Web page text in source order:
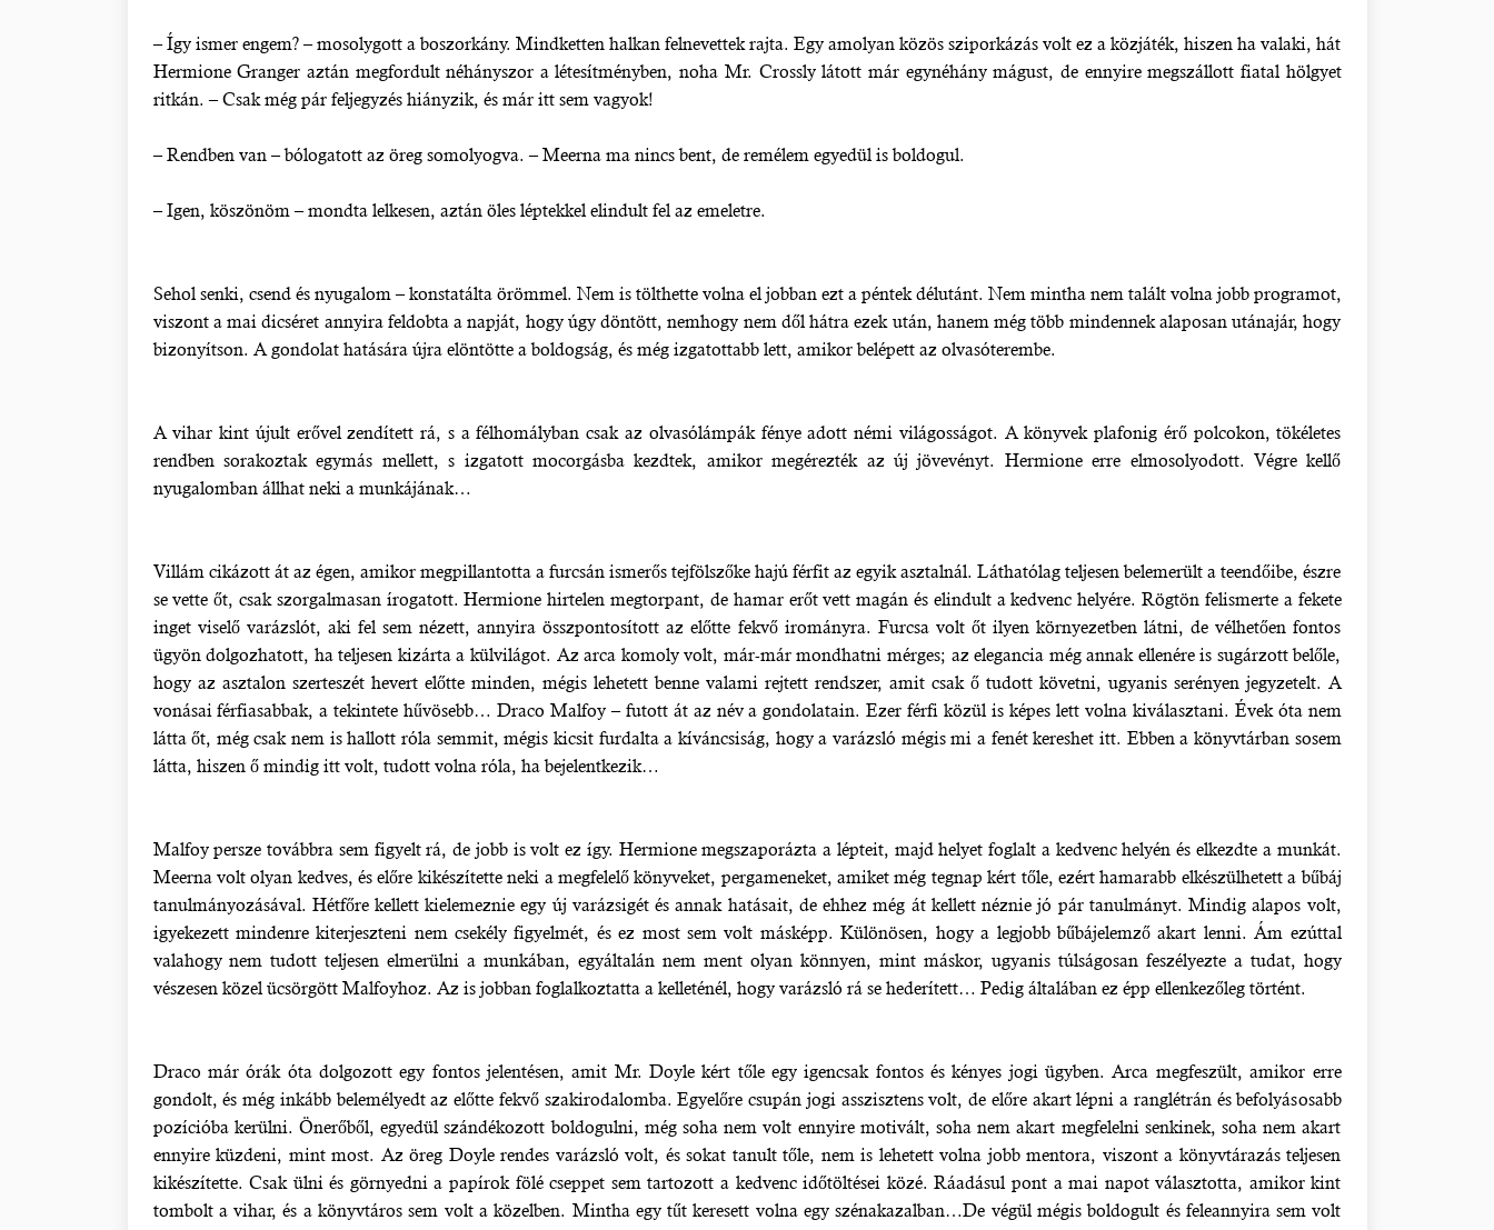
– Így ismer engem? – mosolygott a boszorkány. Mindketten halkan felnevettek rajta. Egy amolyan közös sziporkázás volt ez a közjáték, hiszen ha valaki, hát
Hermione Granger aztán megfordult néhányszor a létesítményben, noha Mr. Crossly látott már egynéhány mágust, de ennyire megszállott fiatal hölgyet
ritkán. – Csak még pár feljegyzés hiányzik, és már itt sem vagyok!
– Rendben van – bólogatott az öreg somolyogva. – Meerna ma nincs bent, de remélem egyedül is boldogul.
– Igen, köszönöm – mondta lelkesen, aztán öles léptekkel elindult fel az emeletre.
Sehol senki, csend és nyugalom – konstatálta örömmel. Nem is tölthette volna el jobban ezt a péntek délutánt. Nem mintha nem talált volna jobb programot,
viszont a mai dicséret annyira feldobta a napját, hogy úgy döntött, nemhogy nem dől hátra ezek után, hanem még több mindennek alaposan utánajár, hogy
bizonyítson. A gondolat hatására újra elöntötte a boldogság, és még izgatottabb lett, amikor belépett az olvasóterembe.
A vihar kint újult erővel zendített rá, s a félhomályban csak az olvasólámpák fénye adott némi világosságot. A könyvek plafonig érő polcokon, tökéletes
rendben sorakoztak egymás mellett, s izgatott mocorgásba kezdtek, amikor megérezték az új jövevényt. Hermione erre elmosolyodott. Végre kellő
nyugalomban állhat neki a munkájának…
Villám cikázott át az égen, amikor megpillantotta a furcsán ismerős tejfölszőke hajú férfit az egyik asztalnál. Láthatólag teljesen belemerült a teendőibe, észre
se vette őt, csak szorgalmasan írogatott. Hermione hirtelen megtorpant, de hamar erőt vett magán és elindult a kedvenc helyére. Rögtön felismerte a fekete
inget viselő varázslót, aki fel sem nézett, annyira összpontosított az előtte fekvő irományra. Furcsa volt őt ilyen környezetben látni, de vélhetően fontos
ügyön dolgozhatott, ha teljesen kizárta a külvilágot. Az arca komoly volt, már-már mondhatni mérges; az elegancia még annak ellenére is sugárzott belőle,
hogy az asztalon szerteszét hevert előtte minden, mégis lehetett benne valami rejtett rendszer, amit csak ő tudott követni, ugyanis serényen jegyzetelt. A
vonásai férfiasabbak, a tekintete hűvösebb… Draco Malfoy – futott át az név a gondolatain. Ezer férfi közül is képes lett volna kiválasztani. Évek óta nem
látta őt, még csak nem is hallott róla semmit, mégis kicsit furdalta a kíváncsiság, hogy a varázsló mégis mi a fenét kereshet itt. Ebben a könyvtárban sosem
látta, hiszen ő mindig itt volt, tudott volna róla, ha bejelentkezik…
Malfoy persze továbbra sem figyelt rá, de jobb is volt ez így. Hermione megszaporázta a lépteit, majd helyet foglalt a kedvenc helyén és elkezdte a munkát.
Meerna volt olyan kedves, és előre kikészítette neki a megfelelő könyveket, pergameneket, amiket még tegnap kért tőle, ezért hamarabb elkészülhetett a bűbáj
tanulmányozásával. Hétfőre kellett kielemeznie egy új varázsigét és annak hatásait, de ehhez még át kellett néznie jó pár tanulmányt. Mindig alapos volt,
igyekezett mindenre kiterjeszteni nem csekély figyelmét, és ez most sem volt másképp. Különösen, hogy a legjobb bűbájelemző akart lenni. Ám ezúttal
valahogy nem tudott teljesen elmerülni a munkában, egyáltalán nem ment olyan könnyen, mint máskor, ugyanis túlságosan feszélyezte a tudat, hogy
vészesen közel ücsörgött Malfoyhoz. Az is jobban foglalkoztatta a kelleténél, hogy varázsló rá se hederített… Pedig általában ez épp ellenkezőleg történt.
Draco már órák óta dolgozott egy fontos jelentésen, amit Mr. Doyle kért tőle egy igencsak fontos és kényes jogi ügyben. Arca megfeszült, amikor erre
gondolt, és még inkább belemélyedt az előtte fekvő szakirodalomba. Egyelőre csupán jogi asszisztens volt, de előre akart lépni a ranglétrán és befolyásosabb
pozícióba kerülni. Önerőből, egyedül szándékozott boldogulni, még soha nem volt ennyire motivált, soha nem akart megfelelni senkinek, soha nem akart
ennyire küzdeni, mint most. Az öreg Doyle rendes varázsló volt, és sokat tanult tőle, nem is lehetett volna jobb mentora, viszont a könyvtárazás teljesen
kikészítette. Csak ülni és görnyedni a papírok fölé cseppet sem tartozott a kedvenc időtöltései közé. Ráadásul pont a mai napot választotta, amikor kint
tombolt a vihar, és a könyvtáros sem volt a közelben. Mintha egy tűt keresett volna egy szénakazalban…De végül mégis boldogult és feleannyira sem volt